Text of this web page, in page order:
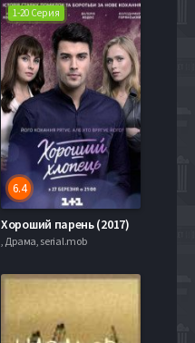
1-20 Серия
6.4
Хороший парень (2017)
, Драма, serial.mob